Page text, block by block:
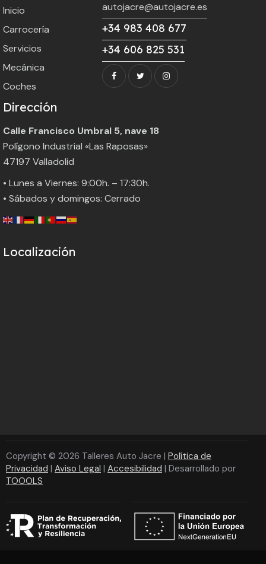
Inicio
Carrocería
Servicios
Mecánica
Coches
autojacre@autojacre.es
+34 983 408 677
+34 606 825 531
Dirección
Calle Francisco Umbral 5, nave 18
Polígono Industrial «Las Raposas»
47197 Valladolid
• Lunes a Viernes: 9:00h. – 17:30h.
• Sábados y domingos: Cerrado
Localización
Copyright © 2026 Talleres Auto Jacre | Política de
Privacidad | Aviso Legal | Accesibilidad | Desarrollado por
TOOOLS